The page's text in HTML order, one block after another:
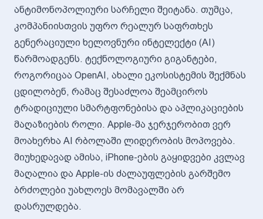
ანტიმონოპოლიური სარჩელი შეიტანა. თუმცა,
კომპანიისთვის უფრო რეალურ საფრთხეს
გენერაციული ხელოვნური ინტელექტი (AI)
წარმოადგენს. ტექნოლოგიური გიგანტები,
როგორიცაა OpenAI, ახალი ეკოსისტემის შექმნას
ცდილობენ, რამაც შესაძლოა შეამციროს
ტრადიციული სმარტფონებისა და აპლიკაციების
მაღაზიების როლი. Apple-მა ჯერჯერობით ვერ
მოახერხა AI რბოლაში ლიდერობის მოპოვება.
მიუხედავად ამისა, iPhone-ების გაყიდვები კვლავ
მაღალია და Apple-ის ძალაუფლების გარშემო
ბრძოლები უახლოეს მომავალში არ
დასრულდება.